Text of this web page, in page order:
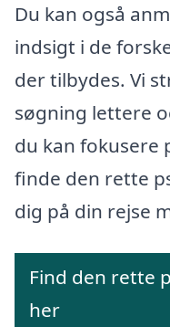
Du kan også
indsigt i de
der tilbydes. Vi
søgning lettere
du kan fokusere
finde den rette
dig på din rejse
Find den rette
her